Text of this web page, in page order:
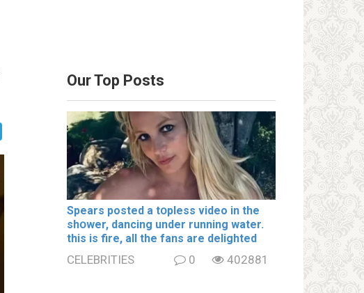
Our Top Posts
Spears posted a tօpless video in the
shօwer, dancing under running water.
this is fire, all the fans are delighted
CELEBRITIES 0 402881